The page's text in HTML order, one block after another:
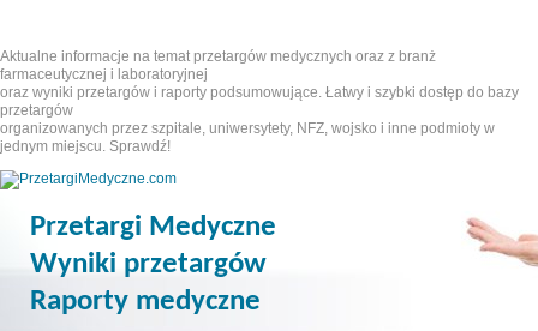
Aktualne informacje na temat przetargów medycznych oraz z branż
farmaceutycznej i laboratoryjnej
oraz wyniki przetargów i raporty podsumowujące. Łatwy i szybki dostęp do bazy
przetargów
organizowanych przez szpitale, uniwersytety, NFZ, wojsko i inne podmioty w
jednym miejscu. Sprawdź!
Przetargi Medyczne
Wyniki przetargów
Raporty medyczne